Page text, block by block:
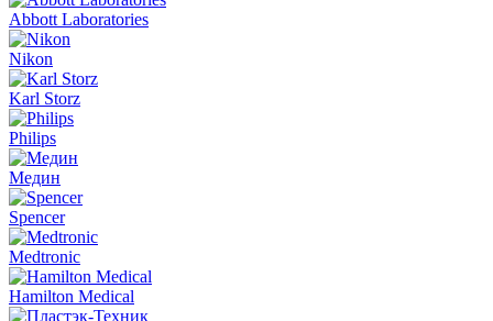
Abbott Laboratories
Nikon
Karl Storz
Philips
Медин
Spencer
Medtronic
Hamilton Medical